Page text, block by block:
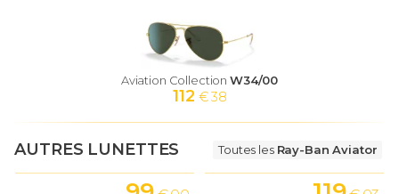
Aviation CollectionW34/00
112 € 38
AUTRES LUNETTES Toutes les Ray-Ban Aviator